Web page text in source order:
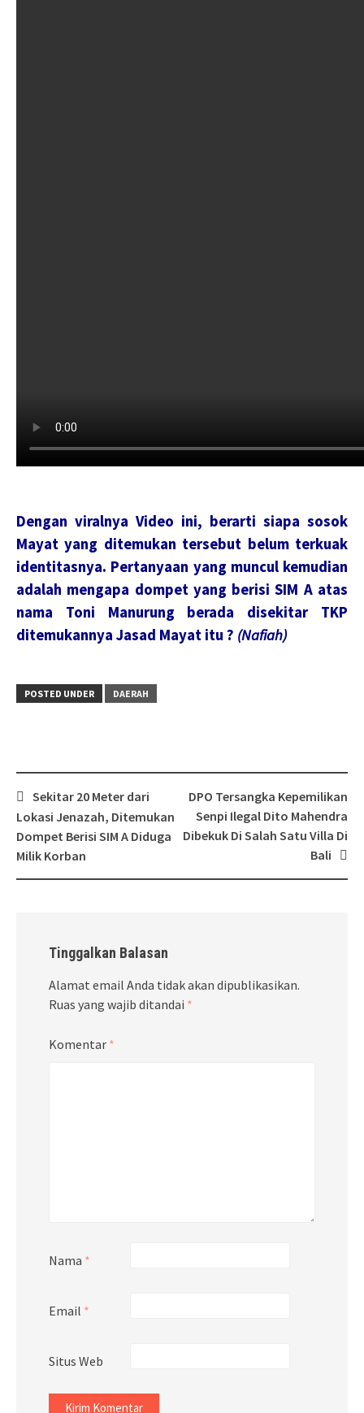
Dengan viralnya Video ini, berarti siapa sosok
Mayat yang ditemukan tersebut belum terkuak
identitasnya. Pertanyaan yang muncul kemudian
adalah mengapa dompet yang berisi SIM A atas
nama Toni Manurung berada disekitar TKP
ditemukannya Jasad Mayat itu ? (Nafiah)
POSTED UNDER DAERAH
Post
navigation
Sekitar 20 Meter dari
Lokasi Jenazah, Ditemukan
Dompet Berisi SIM A Diduga
Milik Korban
DPO Tersangka Kepemilikan
Senpi Ilegal Dito Mahendra
Dibekuk Di Salah Satu Villa Di
Bali
Tinggalkan Balasan
Alamat email Anda tidak akan dipublikasikan.
Ruas yang wajib ditandai *
Komentar *
Nama *
Email *
Situs Web